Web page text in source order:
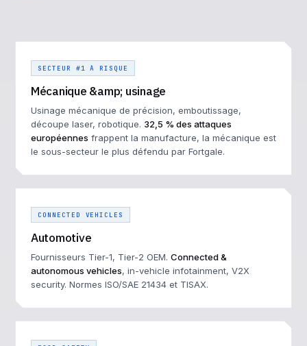
SECTEUR #1 À RISQUE
Mécanique &amp; usinage
Usinage mécanique de précision, emboutissage,
découpe laser, robotique. 32,5 % des attaques
européennes frappent la manufacture, la mécanique est
le sous-secteur le plus défendu par Fortgale.
CONNECTED VEHICLES
Automotive
Fournisseurs Tier-1, Tier-2 OEM. Connected &
autonomous vehicles, in-vehicle infotainment, V2X
security. Normes ISO/SAE 21434 et TISAX.